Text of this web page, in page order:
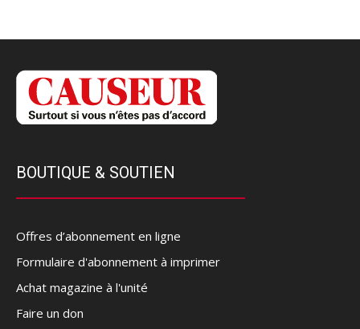
BOUTIQUE & SOUTIEN
Offres d’abonnement en ligne
Formulaire d'abonnement à imprimer
Achat magazine à l'unité
Faire un don